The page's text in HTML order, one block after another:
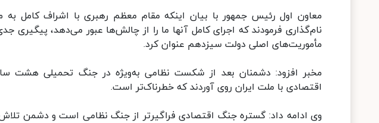
نام‌گذاری فرمودند که اجرای کامل آنها ما را از چالش‌ها عبور می‌دهد، پیگیری
مأموریت‌های اصلی دولت سیزدهم عنوان کرد.
مخبر افزود: دشمنان بعد از شکست نظامی به‌ویژه در جنگ تحمیلی هشت
اقتصادی با ملت ایران روی آوردند که خطرناک‌تر است.
وی ادامه داد: گستره جنگ اقتصادی فراگیرتر از جنگ نظامی است و دشمن